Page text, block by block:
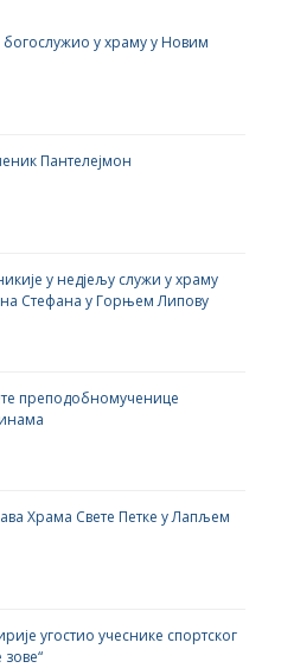
у храму у Новим
Пантелејмон
у недјељу служи у храму
Стефана у Горњем Липову
преподобномученице
Храма Свете Петке у Лапљем
угостио учеснике спортског
зове“